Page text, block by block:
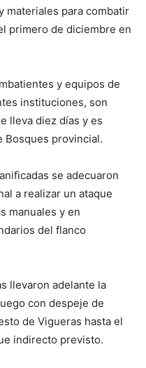
materiales para combatir
primero de diciembre en
y equipos de
instituciones, son
lleva diez días y es
Bosques provincial.
se adecuaron
a realizar un ataque
manuales y en
del flanco
llevaron adelante la
con despeje de
de Vigueras hasta el
indirecto previsto.